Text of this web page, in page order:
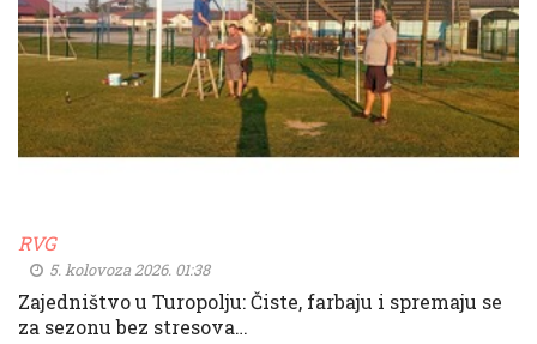
RVG
5. kolovoza 2026. 01:38
Zajedništvo u Turopolju: Čiste, farbaju i spremaju se
za sezonu bez stresova…